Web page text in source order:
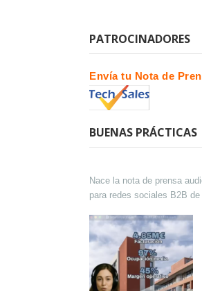
PATROCINADORES
Envía tu Nota de
BUENAS PRÁCTICAS
Nace la nota de prensa
para redes sociales B2B de